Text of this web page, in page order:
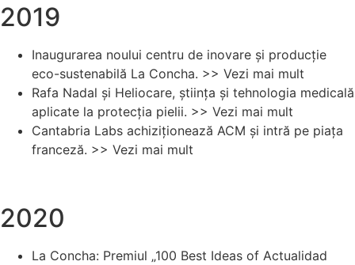
2019
Inaugurarea noului centru de inovare și producție
eco-sustenabilă La Concha. >> Vezi mai mult
Rafa Nadal și Heliocare, știința și tehnologia medicală
aplicate la protecția pielii. >> Vezi mai mult
Cantabria Labs achiziționează ACM și intră pe piața
franceză. >> Vezi mai mult
2020
La Concha: Premiul „100 Best Ideas of Actualidad